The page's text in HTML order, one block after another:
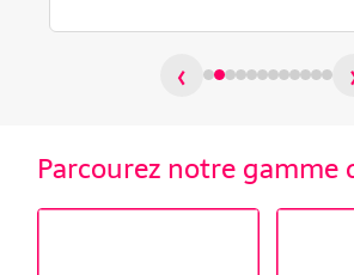
‹
Parcourez notre gamme